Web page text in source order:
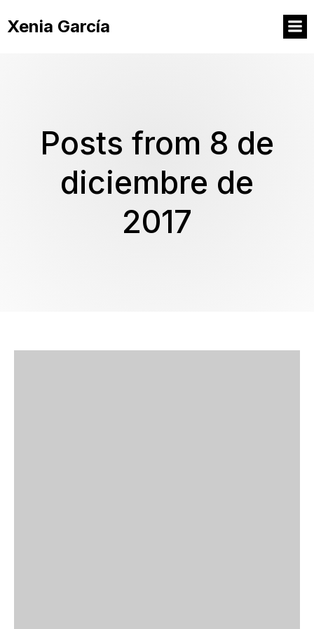
Xenia García
Posts from 8 de
diciembre de
2017